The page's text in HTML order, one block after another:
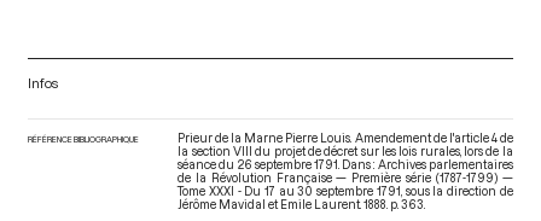
Infos
RÉFÉRENCE BIBLIOGRAPHIQUE
Prieur de la Marne Pierre Louis. Amendement de l'article 4 de
la section VIII du projet de décret sur les lois rurales, lors de la
séance du 26 septembre 1791. Dans : Archives parlementaires
de la Révolution Française — Première série (1787-1799) —
Tome XXXI - Du 17 au 30 septembre 1791 , sous la direction de
Jérôme Mavidal et Emile Laurent. 1888. p. 363.